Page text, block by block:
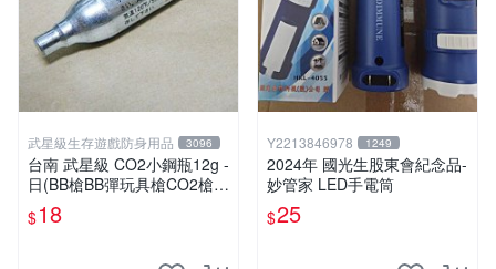
武星級生存遊戲防身用品 3096
台南 武星級 CO2小鋼瓶12g -
日(BB槍BB彈玩具槍CO2槍長
槍短槍模型槍壓縮氣瓶氮氣瓶
$18
Y2213846978 1249
2024年 國光生股東會紀念品-
妙管家 LED手電筒
$25